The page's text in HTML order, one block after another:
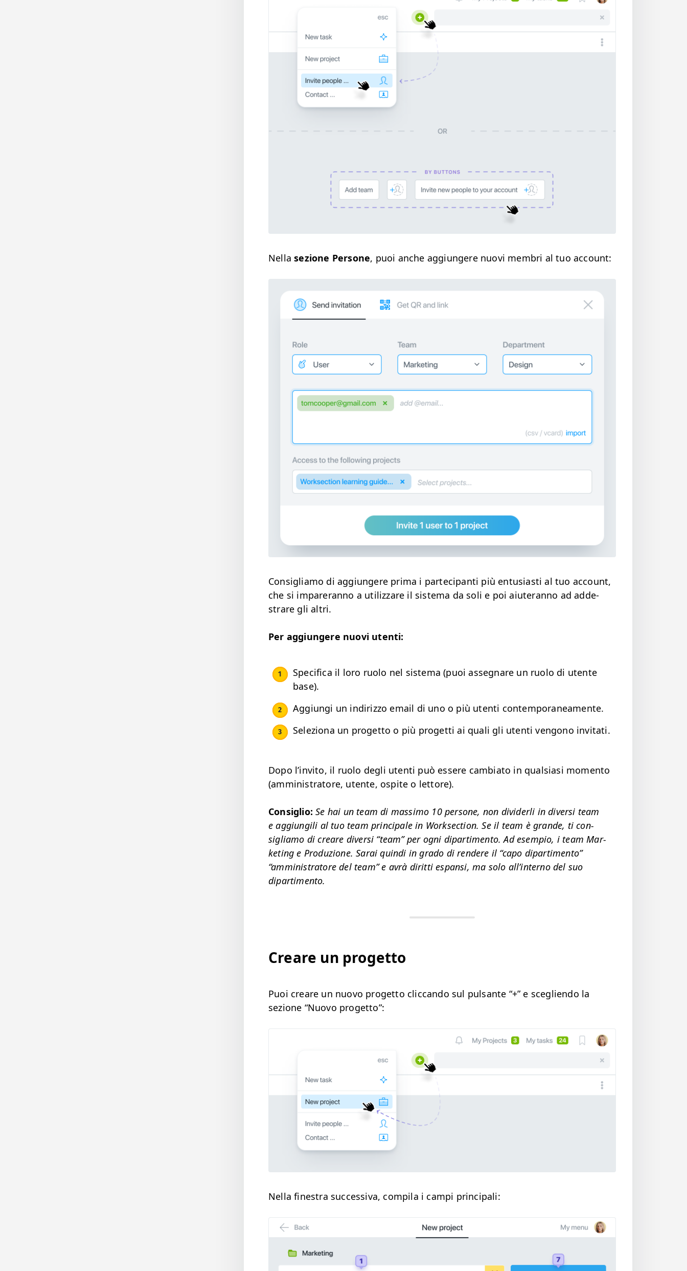
Nel­lasezione Per­sone, puoi anche aggiun­gere nuovi mem­bri al tuo account:
Con­sigliamo di aggiun­gere pri­ma i parte­ci­pan­ti più entu­si­asti al tuo account,
che si impar­eran­no a uti­liz­zare il sis­tema da soli e poi aiuter­an­no ad adde­
strare gli altri.
Per aggiun­gere nuovi utenti:
Speci­fi­ca il loro ruo­lo nel sis­tema (puoi asseg­nare un ruo­lo di utente
base).
Aggiun­gi un ind­i­riz­zo email di uno o più uten­ti contemporaneamente.
Seleziona un prog­et­to o più prog­et­ti ai quali gli uten­ti ven­gono invitati.
Dopo l’in­vi­to, il ruo­lo degli uten­ti può essere cam­bi­a­to in qual­si­asi momen­to
(ammin­is­tra­tore, utente, ospite o lettore).
Con­siglio: Se hai un team di mas­si­mo 10 per­sone, non divider­li in diver­si team
e aggiungili al tuo team prin­ci­pale in Work­sec­tion. Se il team è grande, ti con­
sigliamo di creare diver­si “team” per ogni dipar­ti­men­to. Ad esem­pio, i team Mar­
ket­ing e Pro­duzione. Sarai quin­di in gra­do di ren­dere il “capo dipar­ti­men­to”
“ammin­is­tra­tore del team” e avrà dirit­ti espan­si, ma solo all’in­ter­no del suo
dipartimento.
Creare un progetto
Puoi creare un nuo­vo prog­et­to clic­can­do sul pul­sante “+” e sceglien­do la
sezione “Nuo­vo progetto”:
Nel­la fines­tra suc­ces­si­va, com­pi­la i campi principali: